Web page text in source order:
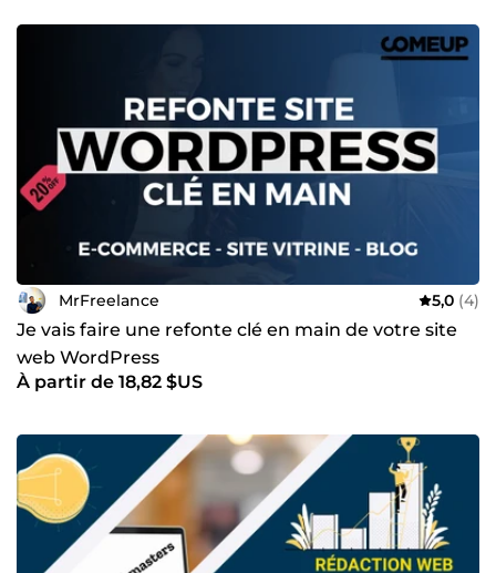
MrFreelance 5,0 (4)
Je vais faire une refonte clé en main de votre site
web WordPress
À partir de 18,82 $US